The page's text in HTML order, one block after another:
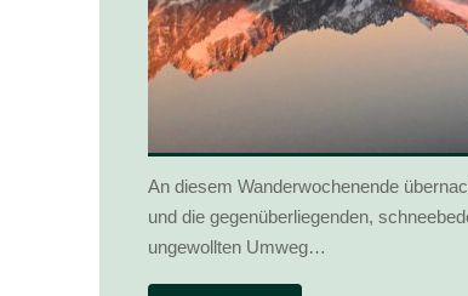
An diesem Wanderwochenende
und die gegenüberliegenden,
ungewollten Umweg…